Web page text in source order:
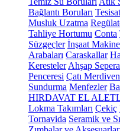
Bağlantı Boruları
Musluk Uzatma
Tahliye Hortumu Conta
Süzgeçler İnşaat
Arabaları Caraskallar
Keresteler Ahşap
Penceresi Çatı
Sundurma Menfezler
HIRDAVAT EL
Lokma Takımları Çekiç
Tornavida Seramik ve